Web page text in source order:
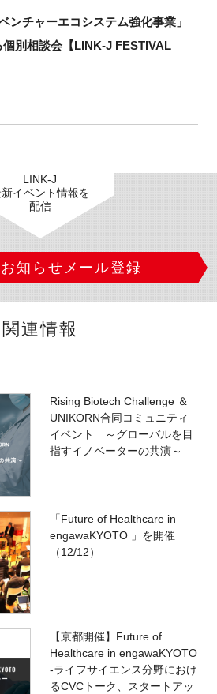
ンチャーエコシステム強化事業」
別相談会【LINK-J FESTIVAL
LINK-J
イベント情報を
配信
知らせメール登録
関連情報
Rising Biotech Challenge ＆
UNIKORN合同コミュニティ
イベント ～グローバルを目
指すイノベーターの共演～
「Future of Healthcare in
engawaKYOTO 」を開催
（12/12）
【京都開催】Future of
Healthcare in engawaKYOTO
-ライフサイエンス分野におけ
るCVCトーク、スタートアッ